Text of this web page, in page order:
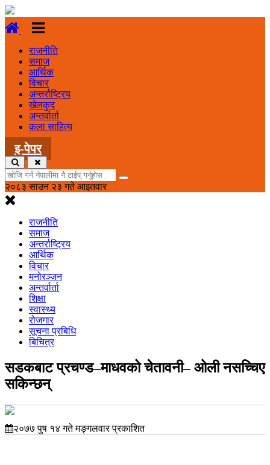
राजनीति
समाज
आर्थिक
विचार
अन्तर्राष्ट्रिय
खेलकुद
अन्तर्वार्ता
कला साहित्य
इ-पेपर
२०८३ साउन २३ गते आइतवार
राजनीति
समाज
अन्तर्राष्ट्रिय
आर्थिक
विचार
मनोरञ्जन
अन्तर्वार्ता
शिक्षा
स्वास्थ्य
रोजगार
सूचना प्रबिधि
बिचित्र
सडकबाट प्रचण्ड–माधवको चेतावनी– ओली नसच्चिए
सकिन्छन्
२०७७ पुष १४ गते मङ्गलवार प्रकाशित